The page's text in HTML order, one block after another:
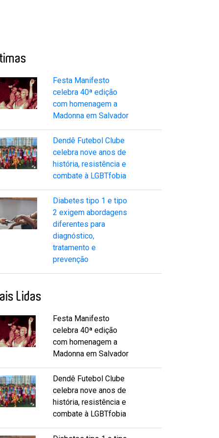
Festa Manifesto
celebra 40ª edição
com homenagem a
Madonna em Salvador
Dendê Futebol Clube
celebra nove anos de
história, resistência e
combate à LGBTfobia
Diabetes tipo 1 e tipo
2 exigem abordagens
diferentes para
diagnóstico,
tratamento e
prevenção
Lidas
Festa Manifesto
celebra 40ª edição
com homenagem a
Madonna em Salvador
Dendê Futebol Clube
celebra nove anos de
história, resistência e
combate à LGBTfobia